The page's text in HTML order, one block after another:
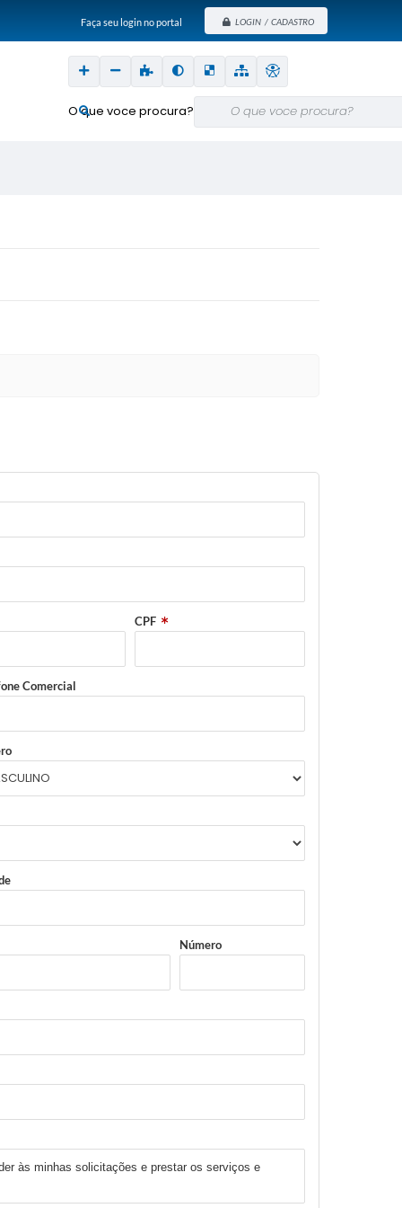
Faça seu login no portal LOGIN / CADASTRO
O que voce procura?
CPF
Comercial
Número
às minhas solicitações e prestar os serviços e